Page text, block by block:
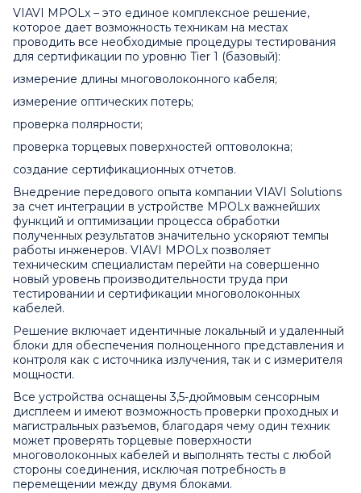
VIAVI MPOLx – это единое комплексное решение,
которое дает возможность техникам на местах
проводить все необходимые процедуры тестирования
для сертификации по уровню Tier 1 (базовый):
измерение длины многоволоконного кабеля;
измерение оптических потерь;
проверка полярности;
проверка торцевых поверхностей оптоволокна;
создание сертификационных отчетов.
Внедрение передового опыта компании VIAVI Solutions
за счет интеграции в устройстве MPOLx важнейших
функций и оптимизации процесса обработки
полученных результатов значительно ускоряют темпы
работы инженеров. VIAVI MPOLx позволяет
техническим специалистам перейти на совершенно
новый уровень производительности труда при
тестировании и сертификации многоволоконных
кабелей.
Решение включает идентичные локальный и удаленный
блоки для обеспечения полноценного представления и
контроля как с источника излучения, так и с измерителя
мощности.
Все устройства оснащены 3,5-дюймовым сенсорным
дисплеем и имеют возможность проверки проходных и
магистральных разъемов, благодаря чему один техник
может проверять торцевые поверхности
многоволоконных кабелей и выполнять тесты с любой
стороны соединения, исключая потребность в
перемещении между двумя блоками.